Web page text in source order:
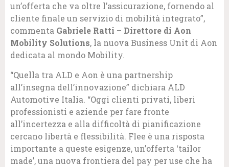
un’offerta che va oltre l’assicurazione, fornendo al
cliente finale un servizio di mobilità integrato”,
commenta Gabriele Ratti – Direttore di Aon
Mobility Solutions, la nuova Business Unit di Aon
dedicata al mondo Mobility.
“Quella tra ALD e Aon è una partnership
all’insegna dell’innovazione” dichiara ALD
Automotive Italia. “Oggi clienti privati, liberi
professionisti e aziende per fare fronte
all’incertezza e alla difficoltà di pianificazione
cercano libertà e flessibilità. Flee è una risposta
importante a queste esigenze, un’offerta ‘tailor
made’, una nuova frontiera del pay per use che ha